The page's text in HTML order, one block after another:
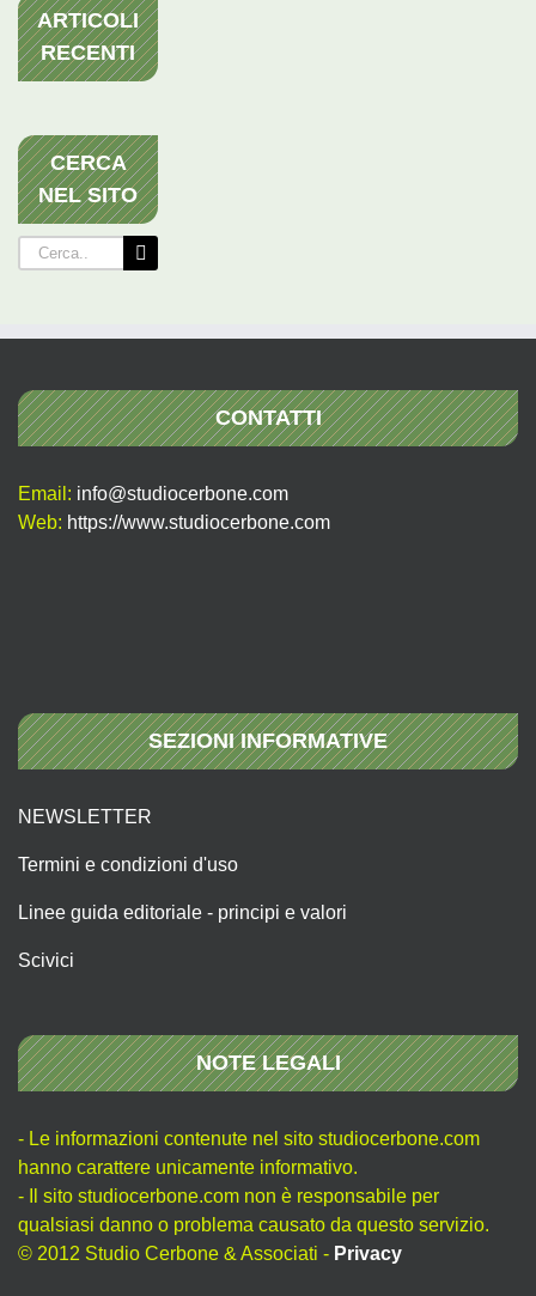
ARTICOLI
RECENTI
CERCA
NEL SITO
Cerca
per:
CONTATTI
Email: info@studiocerbone.com
Web: https://www.studiocerbone.com
SEZIONI INFORMATIVE
NEWSLETTER
Termini e condizioni d'uso
Linee guida editoriale - principi e valori
Scivici
NOTE LEGALI
- Le informazioni contenute nel sito studiocerbone.com
hanno carattere unicamente informativo.
- Il sito studiocerbone.com non è responsabile per
qualsiasi danno o problema causato da questo servizio.
© 2012 Studio Cerbone & Associati - Privacy